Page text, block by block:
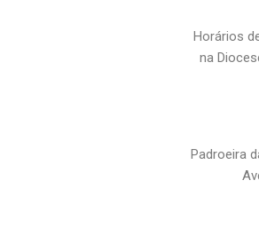
Horários
na
Padroeira